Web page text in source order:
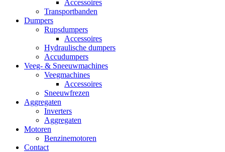
Accessoires
Transportbanden
Dumpers
Rupsdumpers
Accessoires
Hydraulische dumpers
Accudumpers
Veeg- & Sneeuwmachines
Veegmachines
Accessoires
Sneeuwfrezen
Aggregaten
Inverters
Aggregaten
Motoren
Benzinemotoren
Contact